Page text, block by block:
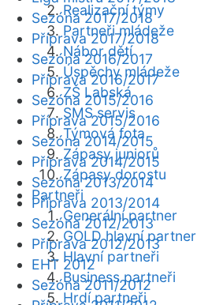
Realizační týmy
Partneři mládeže
Nábor dětí
Úspěchy mládeže
ZŠ Labská
SMS servis
Týmová fota
Zápasy juniorů
Zápasy dorostu
Partneři
Generální partner
GOLD hlavní partner
Hlavní partneři
Business partneři
Hrdí partneři
Sezóna 2017/2018
Příprava 2017/2018
Sezóna 2016/2017
Příprava 2016/2017
Sezóna 2015/2016
Příprava 2015/2016
Sezóna 2014/2015
Příprava 2014/2015
Sezóna 2013/2014
Příprava 2013/2014
Sezóna 2012/2013
Příprava 2012/2013
EHT 2012
Sezóna 2011/2012